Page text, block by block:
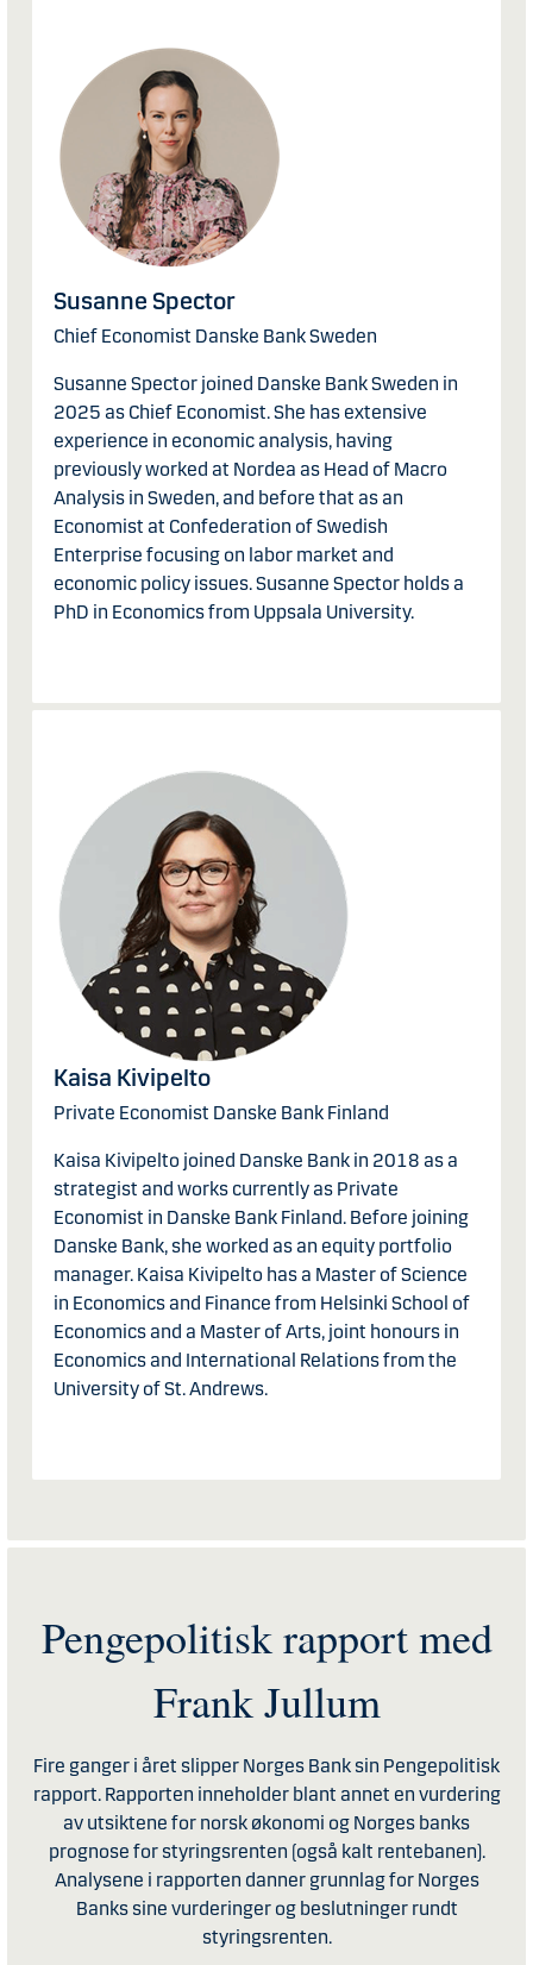
Susanne Spector
Chief Economist Danske Bank Sweden
Susanne Spector joined Danske Bank Sweden in
2025 as Chief Economist. She has extensive
experience in economic analysis, having
previously worked at Nordea as Head of Macro
Analysis in Sweden, and before that as an
Economist at Confederation of Swedish
Enterprise focusing on labor market and
economic policy issues. Susanne Spector holds a
PhD in Economics from Uppsala University.
Kaisa Kivipelto
Private Economist Danske Bank Finland
Kaisa Kivipelto joined Danske Bank in 2018 as a
strategist and works currently as Private
Economist in Danske Bank Finland. Before joining
Danske Bank, she worked as an equity portfolio
manager. Kaisa Kivipelto has a Master of Science
in Economics and Finance from Helsinki School of
Economics and a Master of Arts, joint honours in
Economics and International Relations from the
University of St. Andrews.
Pengepolitisk rapport med
Frank Jullum
Fire ganger i året slipper Norges Bank sin Pengepolitisk
rapport. Rapporten inneholder blant annet en vurdering
av utsiktene for norsk økonomi og Norges banks
prognose for styringsrenten (også kalt rentebanen).
Analysene i rapporten danner grunnlag for Norges
Banks sine vurderinger og beslutninger rundt
styringsrenten.